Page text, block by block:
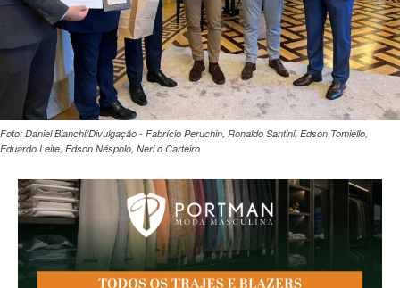
Foto: Daniel Bianchi/Divulgação - Fabrício Peruchin, Ronaldo Santini, Edson Tomiello,
Eduardo Leite, Edson Néspolo, Neri o Carteiro